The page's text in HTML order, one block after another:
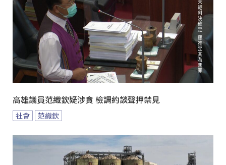
高雄議員范織欽疑涉貪 檢調約談聲押禁見
社會 范織欽